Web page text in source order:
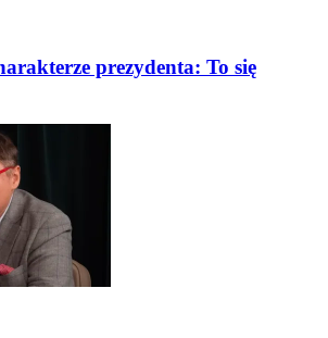
prezydenta: To się